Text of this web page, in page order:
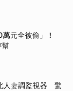
萬元全被偷」！
幫
人妻調監視器 驚